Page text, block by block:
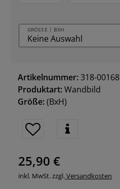
GRÖSSE | BXH
Artikelnummer:318-00168
Produktart:Wandbild
Größe:(BxH)
25,90 €
inkl. MwSt. zzgl.Versandkosten